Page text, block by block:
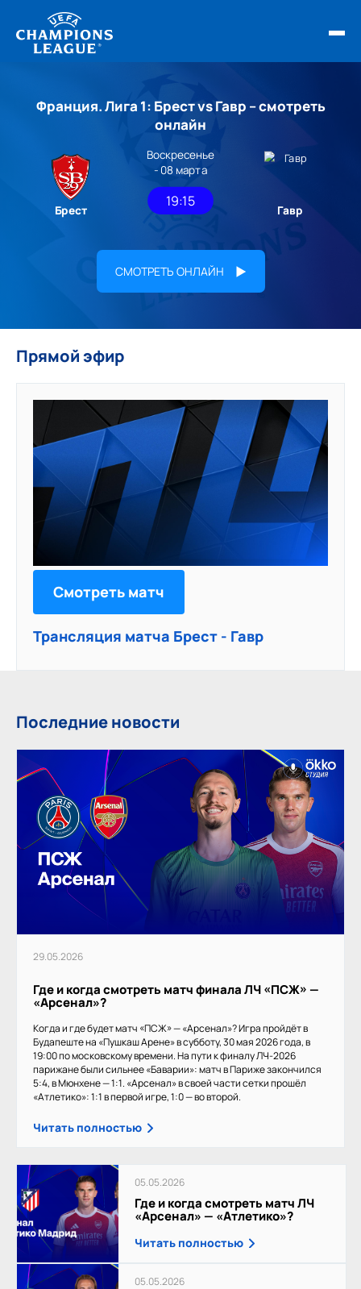
ОБЗОРЫ ЛЧ УЕФА
НОВОСТИ
РАСПИСАНИЕ
Франция. Лига 1: Брест vs Гавр – смотреть
онлайн
Брест
Воскресенье
- 08 марта
19:15
Гавр
СМОТРЕТЬ ОНЛАЙН
Прямой эфир
Смотреть матч
Трансляция матча Брест - Гавр
Последние новости
29.05.2026
Где и когда смотреть матч финала ЛЧ «ПСЖ» —
«Арсенал»?
Когда и где будет матч «ПСЖ» — «Арсенал»? Игра пройдёт в
Будапеште на «Пушкаш Арене» в субботу, 30 мая 2026 года, в
19:00 по московскому времени. На пути к финалу ЛЧ-2026
парижане были сильнее «Баварии»: матч в Париже закончился
5:4, в Мюнхене — 1:1. «Арсенал» в своей части сетки прошёл
«Атлетико»: 1:1 в первой игре, 1:0 — во второй.
Читать полностью
05.05.2026
Где и когда смотреть матч ЛЧ
«Арсенал» — «Атлетико»?
Читать полностью
05.05.2026